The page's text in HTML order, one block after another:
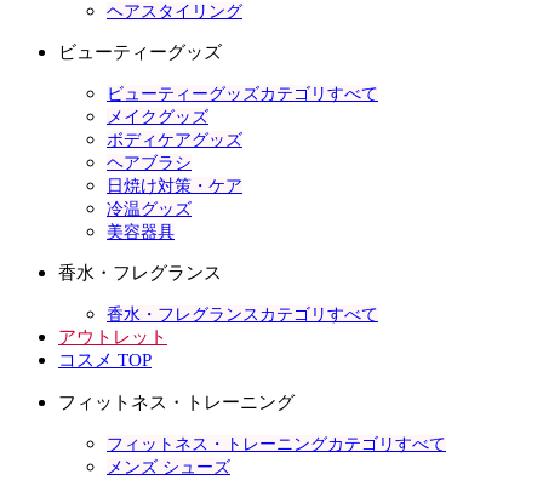
ヘアスタイリング
ビューティーグッズ
ビューティーグッズカテゴリすべて
メイクグッズ
ボディケアグッズ
ヘアブラシ
日焼け対策・ケア
冷温グッズ
美容器具
香水・フレグランス
香水・フレグランスカテゴリすべて
アウトレット
コスメ TOP
フィットネス・トレーニング
フィットネス・トレーニングカテゴリすべて
メンズ シューズ